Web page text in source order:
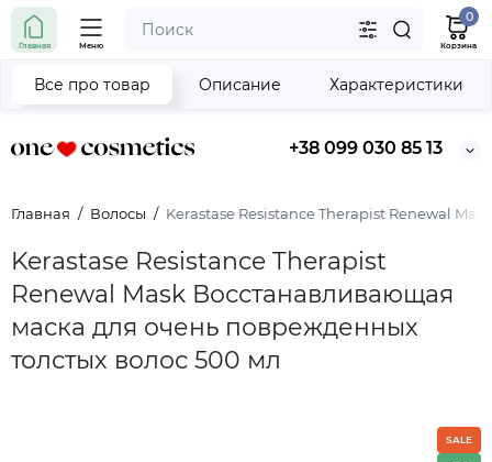
+38 099 030 85 13
Главная Меню
0
Корзина
Главная Волосы Kerastase Resistance Therapist Renewal
Kerastase Resistance Therapist
Renewal Mask Восстанавливающая
маска для очень поврежденных
толстых волос 500 мл
Все про товар Описание Характеристики
SALE